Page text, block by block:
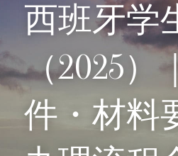
房地产投资
企业并购和投资
西班牙学
（2025）
件・材料